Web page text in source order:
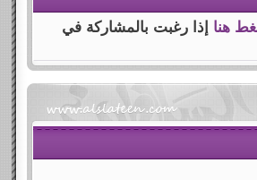
هنا إذا رغبت بالمشاركة في